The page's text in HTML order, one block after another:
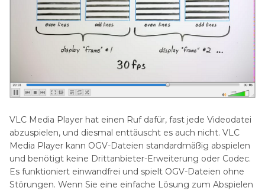
VLC Media Player hat einen Ruf dafür, fast jede Videodatei
abzuspielen, und diesmal enttäuscht es auch nicht. VLC
Media Player kann OGV-Dateien standardmäßig abspielen
und benötigt keine Drittanbieter-Erweiterung oder Codec.
Es funktioniert einwandfrei und spielt OGV-Dateien ohne
Störungen. Wenn Sie eine einfache Lösung zum Abspielen